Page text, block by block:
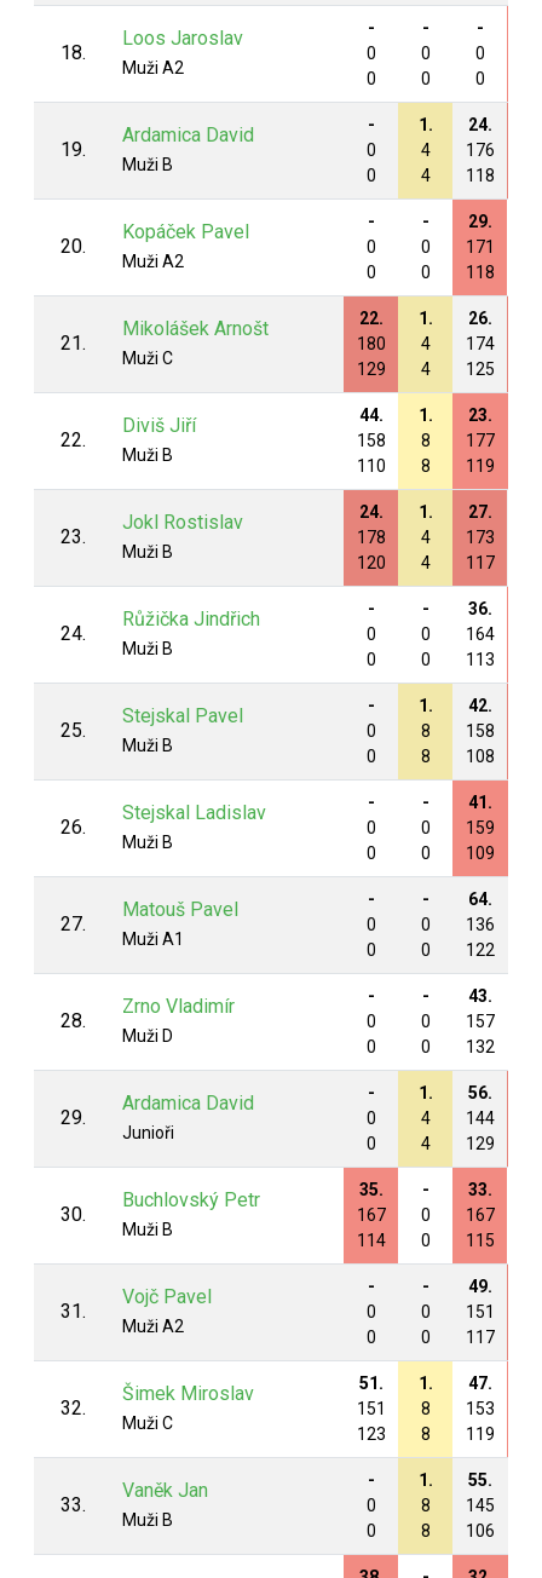
18.
Loos Jaroslav
Muži A2
-
0
0
-
0
0
-
0
0
19.
Ardamica David
Muži B
-
0
0
1.
4
4
24.
176
118
20.
Kopáček Pavel
Muži A2
-
0
0
-
0
0
29.
171
118
21.
Mikolášek Arnošt
Muži C
22.
180
129
1.
4
4
26.
174
125
22.
Diviš Jiří
Muži B
44.
158
110
1.
8
8
23.
177
119
23.
Jokl Rostislav
Muži B
24.
178
120
1.
4
4
27.
173
117
24.
Růžička Jindřich
Muži B
-
0
0
-
0
0
36.
164
113
25.
Stejskal Pavel
Muži B
-
0
0
1.
8
8
42.
158
108
26.
Stejskal Ladislav
Muži B
-
0
0
-
0
0
41.
159
109
27.
Matouš Pavel
Muži A1
-
0
0
-
0
0
64.
136
122
28.
Zrno Vladimír
Muži D
-
0
0
-
0
0
43.
157
132
29.
Ardamica David
Junioři
-
0
0
1.
4
4
56.
144
129
30.
Buchlovský Petr
Muži B
35.
167
114
-
0
0
33.
167
115
31.
Vojč Pavel
Muži A2
-
0
0
-
0
0
49.
151
117
32.
Šimek Miroslav
Muži C
51.
151
123
1.
8
8
47.
153
119
33.
Vaněk Jan
Muži B
-
0
0
1.
8
8
55.
145
106